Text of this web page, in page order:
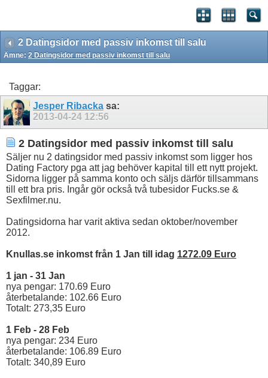
2 Datingsidor med passiv inkomst till salu
Ämne: 2 Datingsidor med passiv inkomst till salu
Taggar:
Jesper Ribacka sa:
2013-04-24 12:56
2 Datingsidor med passiv inkomst till salu
Säljer nu 2 datingsidor med passiv inkomst som ligger hos
Dating Factory pga att jag behöver kapital till ett nytt projekt.
Sidorna ligger på samma konto och säljs därför tillsammans
till ett bra pris. Ingår gör också två tubesidor Fucks.se &
Sexfilmer.nu.
Datingsidorna har varit aktiva sedan oktober/november
2012.
Knullas.se inkomst från 1 Jan till idag 1272.09 Euro
1 jan - 31 Jan
nya pengar: 170.69 Euro
återbetalande: 102.66 Euro
Totalt: 273,35 Euro
1 Feb - 28 Feb
nya pengar: 234 Euro
återbetalande: 106.89 Euro
Totalt: 340,89 Euro